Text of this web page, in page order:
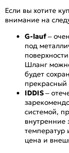
Если вы хотите
внимание на
G-lauf–
под
Шланг
будет
IDDIS–
системой,
температур
цена и